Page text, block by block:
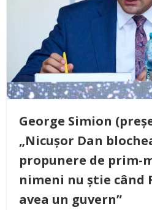
George Simion
„Nicușor Dan
propunere de prim-
nimeni nu știe când
avea un guvern”